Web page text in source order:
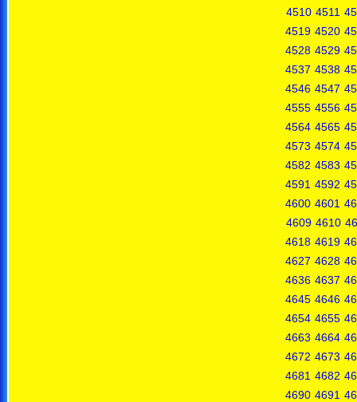
4510 4511
4519 4520
4528 4529
4537 4538
4546 4547
4555 4556
4564 4565
4573 4574
4582 4583
4591 4592
4600 4601
4609 4610
4618 4619
4627 4628
4636 4637
4645 4646
4654 4655
4663 4664
4672 4673
4681 4682
4690 4691